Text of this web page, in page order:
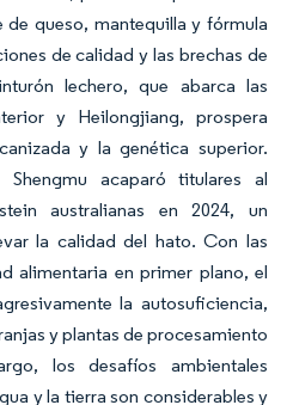
queso, mantequilla y fórmula
de calidad y las brechas de
lechero, que abarca las
y Heilongjiang, prospera
y la genética superior.
acaparó titulares al
australianas en 2024, un
la calidad del hato. Con las
alimentaria en primer plano, el
la autosuficiencia,
y plantas de procesamiento
los desafíos ambientales
y la tierra son considerables y